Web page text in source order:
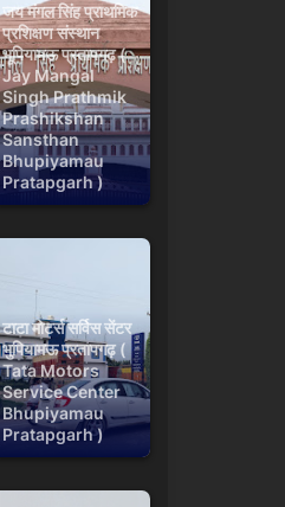
जय मंगल सिंह प्राथमिक
प्रशिक्षण संस्थान
भूपियामऊ प्रतापगढ़ (
Jay Mangal
Singh Prathmik
Prashikshan
Sansthan
Bhupiyamau
Pratapgarh )
टाटा मोटर्स सर्विस सेंटर
भुपियामऊ प्रतापगढ़ (
Tata Motors
Service Center
Bhupiyamau
Pratapgarh )